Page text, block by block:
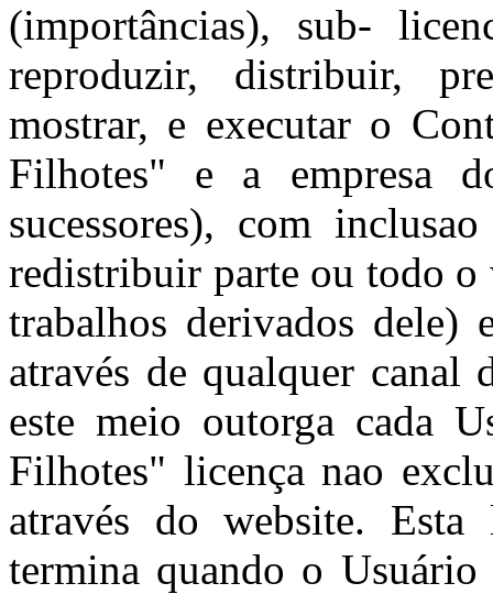
(importâncias), sub-
reproduzir, distribuir,
mostrar, e executar o
Filhotes" e a empresa
sucessores), com
redistribuir parte ou todo
trabalhos derivados
através de qualquer
este meio outorga cada
Filhotes" licença nao
através do website. Esta
termina quando o